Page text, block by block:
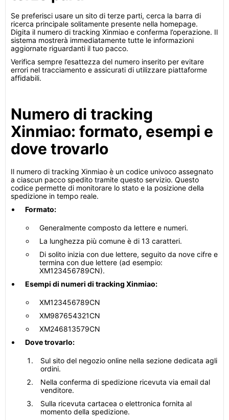
Se preferisci usare un sito di terze parti, cerca la barra di
ricerca principale solitamente presente nella homepage.
Digita il numero di tracking Xinmiao e conferma l’operazione. Il
sistema mostrerà immediatamente tutte le informazioni
aggiornate riguardanti il tuo pacco.
Verifica sempre l’esattezza del numero inserito per evitare
errori nel tracciamento e assicurati di utilizzare piattaforme
affidabili.
Numero di tracking
Xinmiao: formato, esempi e
dove trovarlo
Il numero di tracking Xinmiao è un codice univoco assegnato
a ciascun pacco spedito tramite questo servizio. Questo
codice permette di monitorare lo stato e la posizione della
spedizione in tempo reale.
Formato:
Generalmente composto da lettere e numeri.
La lunghezza più comune è di 13 caratteri.
Di solito inizia con due lettere, seguito da nove cifre e
termina con due lettere (ad esempio:
XM123456789CN).
Esempi di numeri di tracking Xinmiao:
XM123456789CN
XM987654321CN
XM246813579CN
Dove trovarlo:
Sul sito del negozio online nella sezione dedicata agli
ordini.
Nella conferma di spedizione ricevuta via email dal
venditore.
Sulla ricevuta cartacea o elettronica fornita al
momento della spedizione.